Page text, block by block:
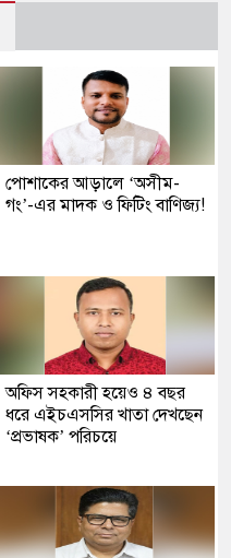
পোশাকের আড়ালে ‘অসীম-
গং’-এর মাদক ও ফিটিং বাণিজ্য!
অফিস সহকারী হয়েও ৪ বছর
ধরে এইচএসসির খাতা দেখছেন
‘প্রভাষক’ পরিচয়ে